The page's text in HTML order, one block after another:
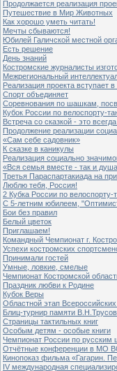
Продолжается реализация
Путешествие в Мир Животных
Как хорошо уметь читать!
Мечты сбываются!
Юбилей Галичской местной
Есть решение
День знаний
Костромские журналисты
Межрегиональный
Реализация проекта
Спорт объединяет
Соревнования по шашкам,
Кубок России по велоспорту-
Встреча со сказкой - это
Продолжение реализации
«Сам себе садовник»
К сказке в каникулы
Реализация социально
«Вся семья вместе - так и
Третья Параспартакиада на
Люблю тебя, Россия!
2 Кубка России по
С 5-летним юбилеем,
Бои без правил
Белый цветок
Приглашаем!
Командный Чемпионат г.
Успехи костромских
Принимали гостей
Умные, ловкие, смелые
Чемпионат Костромской
Праздник любви к Родине
Кубок Веры
Областной этап
Блиц-турнир памяти
Страницы тактильных книг
Особым детям - особые книги
Чемпионат России по
Отчётные конференции в МО
Кинопоказ фильма «Гагарин.
IV международная